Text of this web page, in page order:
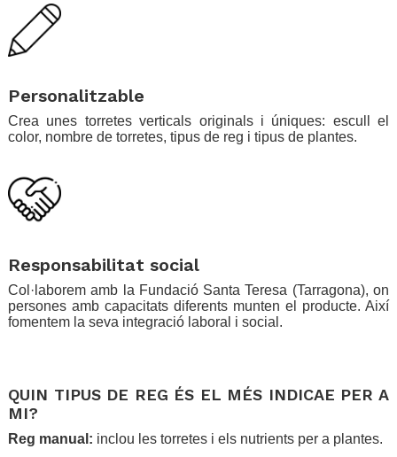
Personalitzable
Crea unes torretes verticals originals i úniques: escull el
color, nombre de torretes, tipus de reg i tipus de plantes.
Responsabilitat social
Col·laborem amb la Fundació Santa Teresa (Tarragona), on
persones amb capacitats diferents munten el producte. Així
fomentem la seva integració laboral i social.
QUIN TIPUS DE REG ÉS EL MÉS INDICAE PER A
MI?
Reg manual: inclou les torretes i els nutrients per a plantes.